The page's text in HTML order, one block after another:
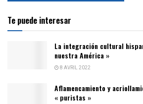
Te puede interesar
La integración cultural
nuestra América »
8 AVRIL 2022
Aflamencamiento y
« puristas »